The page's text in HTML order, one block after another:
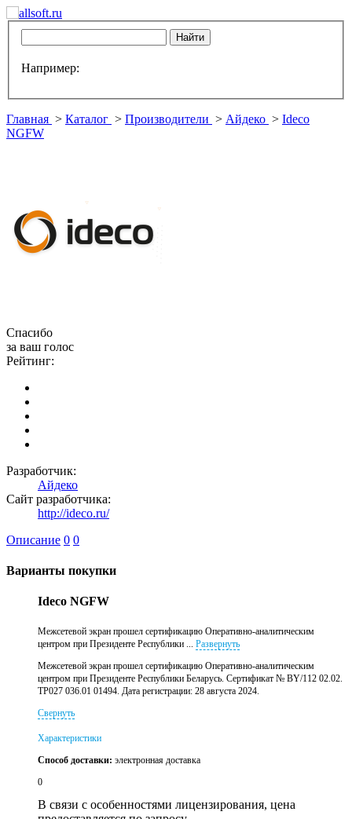
Например:
Главная > Каталог > Производители > Айдеко > Ideco
NGFW
Спасибо
за ваш голос
Рейтинг:
Разработчик:
Айдеко
Сайт разработчика:
http://ideco.ru/
Описание 0 0
Варианты покупки
Ideco NGFW
Межсетевой экран прошел сертификацию Оперативно-аналитическим
центром при Президенте Республики ... Развернуть
Межсетевой экран прошел сертификацию Оперативно-аналитическим
центром при Президенте Республики Беларусь. Сертификат № BY/112 02.02.
ТР027 036.01 01494. Дата регистрации: 28 августа 2024.
Свернуть
Характеристики
Способ доставки: электронная доставка
0
В связи с особенностями лицензирования, цена